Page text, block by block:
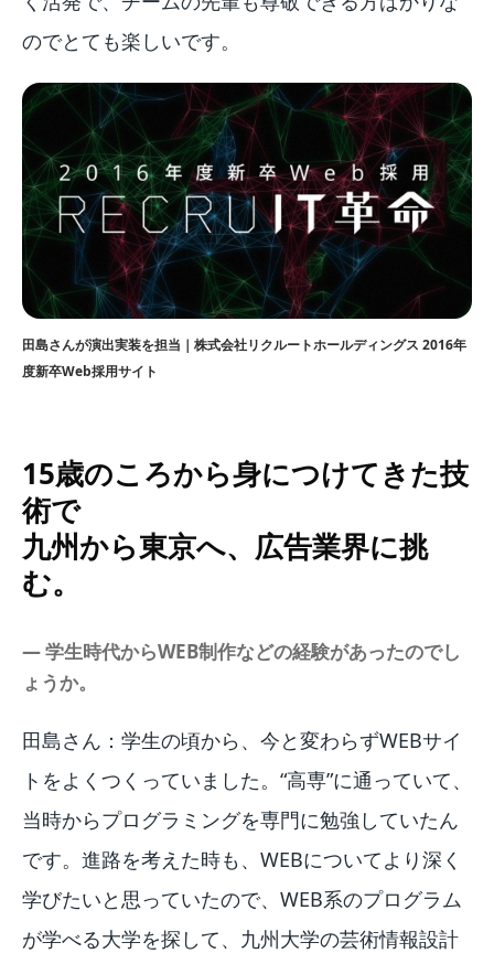
のでとても楽しいです。
田島さんが演出実装を担当｜株式会社リクルートホールディングス 2016年
度新卒Web採用サイト
15歳のころから身につけてきた技
術で
九州から東京へ、広告業界に挑
む。
― 学生時代からWEB制作などの経験があったのでし
ょうか。
田島さん：学生の頃から、今と変わらずWEBサイ
トをよくつくっていました。“高専”に通っていて、
当時からプログラミングを専門に勉強していたん
です。進路を考えた時も、WEBについてより深く
学びたいと思っていたので、WEB系のプログラム
が学べる大学を探して、九州大学の芸術情報設計